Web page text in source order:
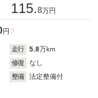
115.8万円
円
走行 5.8万km
修復
なし
整備
法定整備付